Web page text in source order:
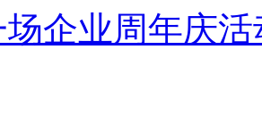
企业周年庆